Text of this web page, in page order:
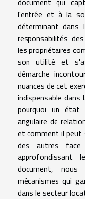
document qui
l'entrée et à la
déterminant
responsabilités
les propriétaires
son utilité et
démarche
nuances de cet
indispensable dans
pourquoi un état
angulaire de
et comment il peut
des autres
approfondissant
document,
mécanismes qui
dans le secteur